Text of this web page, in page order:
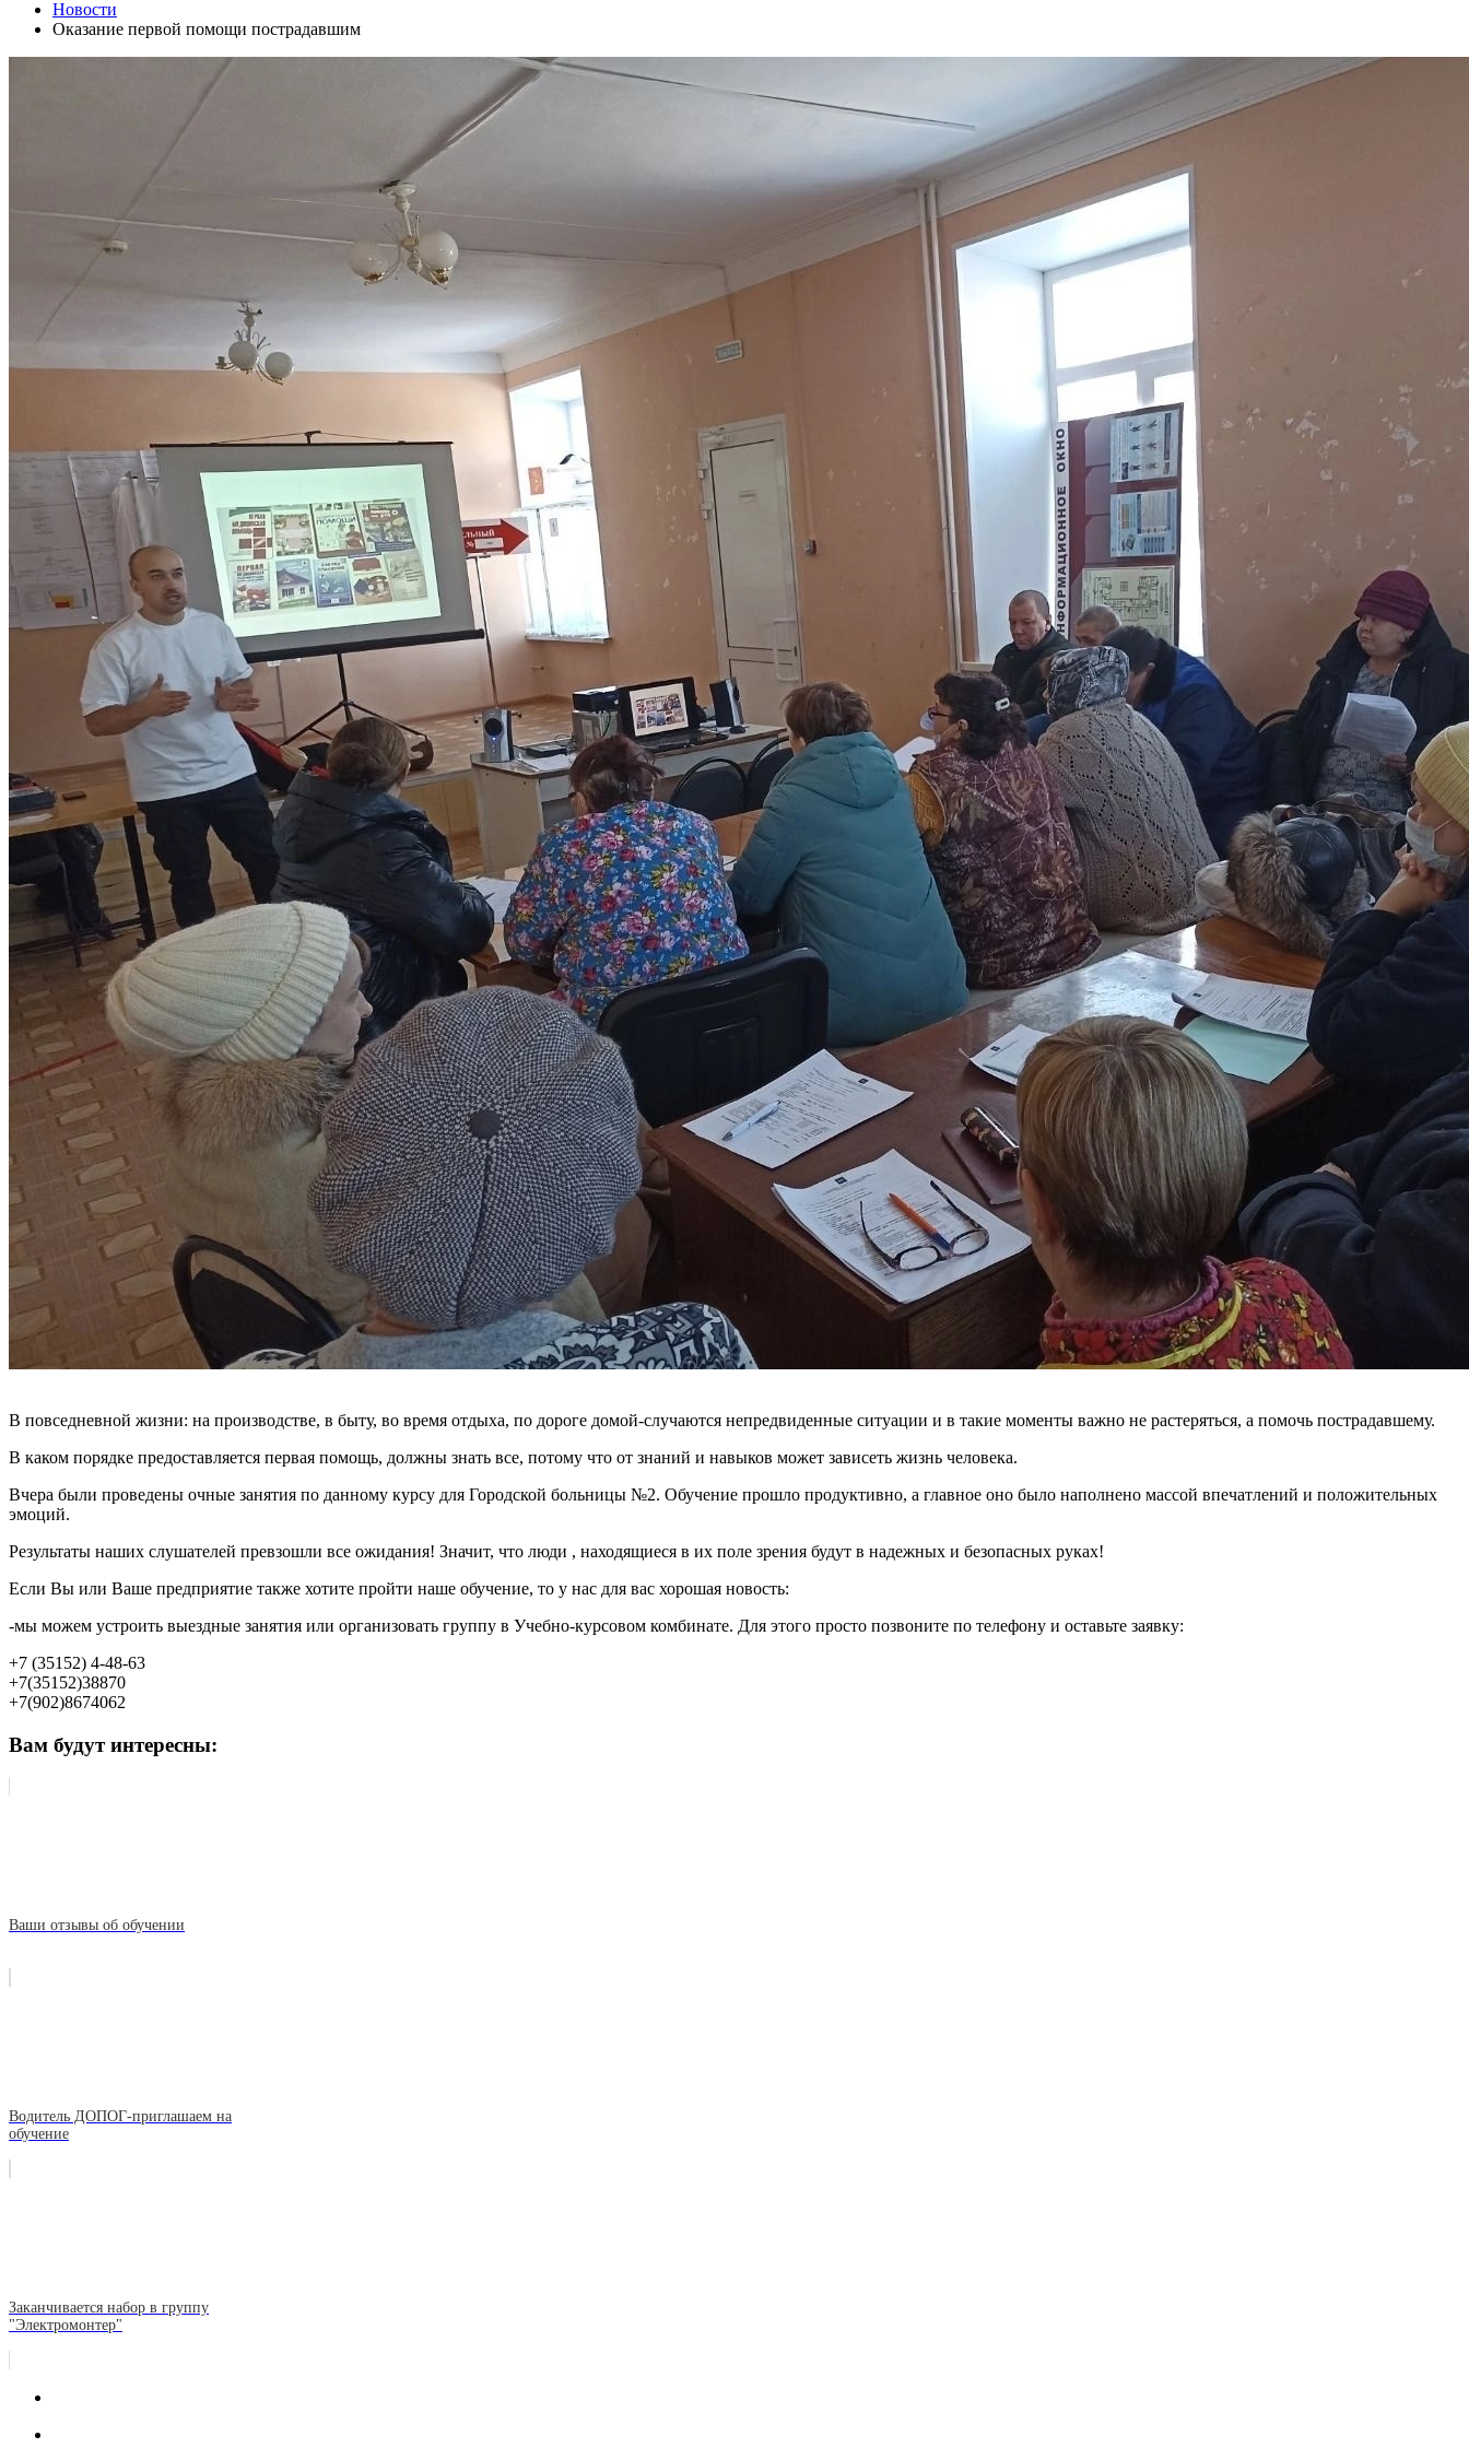
Новости
Оказание первой помощи пострадавшим
В повседневной жизни: на производстве, в быту, во время отдыха, по дороге домой-случаются непредвиденные ситуации и в такие моменты важно не растеряться, а помочь пострадавшему.
В каком порядке предоставляется первая помощь, должны знать все, потому что от знаний и навыков может зависеть жизнь человека.
Вчера были проведены очные занятия по данному курсу для Городской больницы №2. Обучение прошло продуктивно, а главное оно было наполнено массой впечатлений и положительных
эмоций.
Результаты наших слушателей превзошли все ожидания! Значит, что люди , находящиеся в их поле зрения будут в надежных и безопасных руках!
Если Вы или Ваше предприятие также хотите пройти наше обучение, то у нас для вас хорошая новость:
-мы можем устроить выездные занятия или организовать группу в Учебно-курсовом комбинате. Для этого просто позвоните по телефону и оставьте заявку:
+7 (35152) 4-48-63
+7(35152)38870
+7(902)8674062
Вам будут интересны:
Ваши отзывы об обучении
Водитель ДОПОГ-приглашаем на
обучение
Заканчивается набор в группу
"Электромонтер"